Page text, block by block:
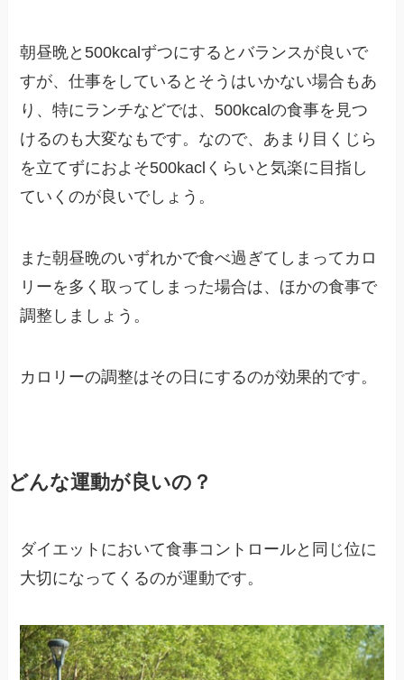
朝昼晩と500kcalずつにするとバランスが良いで
すが、仕事をしているとそうはいかない場合もあ
り、特にランチなどでは、500kcalの食事を見つ
けるのも大変なもです。なので、あまり目くじら
を立てずにおよそ500kaclくらいと気楽に目指し
ていくのが良いでしょう。
また朝昼晩のいずれかで食べ過ぎてしまってカロ
リーを多く取ってしまった場合は、ほかの食事で
調整しましょう。
カロリーの調整はその日にするのが効果的です。
どんな運動が良いの？
ダイエットにおいて食事コントロールと同じ位に
大切になってくるのが運動です。